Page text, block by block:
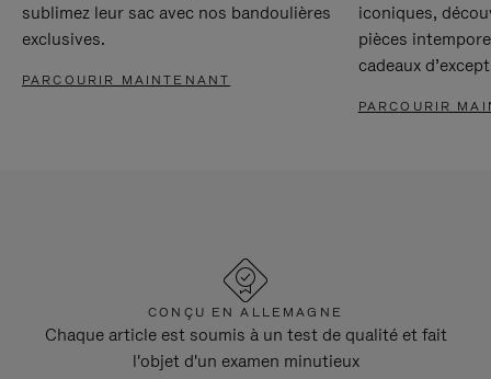
sublimez leur sac avec nos bandoulières
exclusives.
PARCOURIR MAINTENANT
iconiques,
pièces
cadeaux
PARCOURIR
CONÇU EN ALLEMAGNE
Chaque article est soumis à un test de qualité et fait
l'objet d'un examen minutieux